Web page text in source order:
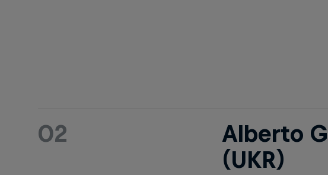
02
Alberto
(UKR)